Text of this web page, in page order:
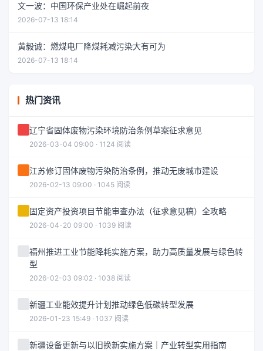
文一波：中国环保产业处在崛起前夜
2026-07-13 18:14
黄毅诚：燃煤电厂降煤耗减污染大有可为
2026-07-13 18:14
热门资讯
辽宁省固体废物污染环境防治条例草案征求意见
2026-03-04 09:00 · 1124 阅读
江苏修订固体废物污染防治条例，推动无废城市建设
2026-02-13 09:00 · 1045 阅读
固定资产投资项目节能审查办法（征求意见稿）全攻略
2026-04-20 09:00 · 1039 阅读
福州推进工业节能降耗实施方案，助力高质量发展与绿色转
型
2026-02-03 09:02 · 1038 阅读
新疆工业能效提升计划推动绿色低碳转型发展
2026-01-23 15:49 · 1037 阅读
新疆设备更新与以旧换新实施方案｜产业转型实用指南